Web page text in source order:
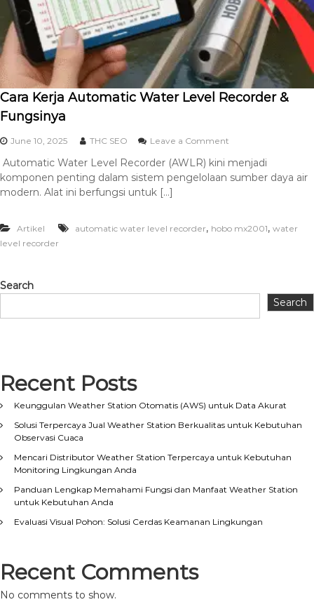
Cara Kerja Automatic Water Level Recorder &
Fungsinya
June 10, 2025 THC SEO Leave a Comment
Automatic Water Level Recorder (AWLR) kini menjadi
komponen penting dalam sistem pengelolaan sumber daya air
modern. Alat ini berfungsi untuk […]
Artikel automatic water level recorder, hobo mx2001, water
level recorder
Search
Search
Recent Posts
Keunggulan Weather Station Otomatis (AWS) untuk Data Akurat
Solusi Terpercaya Jual Weather Station Berkualitas untuk Kebutuhan
Observasi Cuaca
Mencari Distributor Weather Station Terpercaya untuk Kebutuhan
Monitoring Lingkungan Anda
Panduan Lengkap Memahami Fungsi dan Manfaat Weather Station
untuk Kebutuhan Anda
Evaluasi Visual Pohon: Solusi Cerdas Keamanan Lingkungan
Recent Comments
No comments to show.